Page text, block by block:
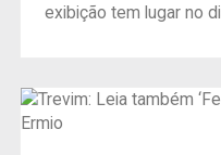
exibição tem lugar no